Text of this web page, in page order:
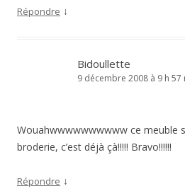
Répondre ↓
Bidoullette
9 décembre 2008 à 9 h 57
Wouahwwwwwwwwww ce meuble
broderie, c’est déjà çà!!!!! Bravo!!!!!!
Répondre ↓